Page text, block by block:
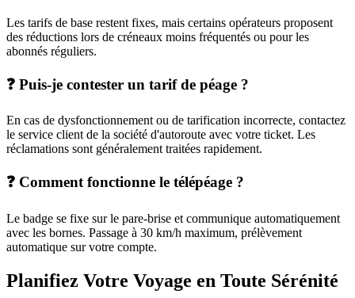
Les tarifs de base restent fixes, mais certains opérateurs proposent
des réductions lors de créneaux moins fréquentés ou pour les
abonnés réguliers.
❓ Puis-je contester un tarif de péage ?
En cas de dysfonctionnement ou de tarification incorrecte, contactez
le service client de la société d'autoroute avec votre ticket. Les
réclamations sont généralement traitées rapidement.
❓ Comment fonctionne le télépéage ?
Le badge se fixe sur le pare-brise et communique automatiquement
avec les bornes. Passage à 30 km/h maximum, prélèvement
automatique sur votre compte.
Planifiez Votre Voyage en Toute Sérénité